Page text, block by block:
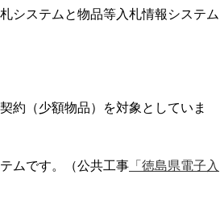
システムと物品等入札情報システム
約（少額物品）を対象としていま
ムです。（公共工事 「徳島県電子入